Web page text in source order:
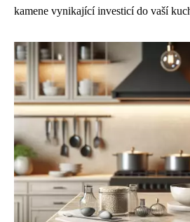
kamene vynikající investicí do vaší